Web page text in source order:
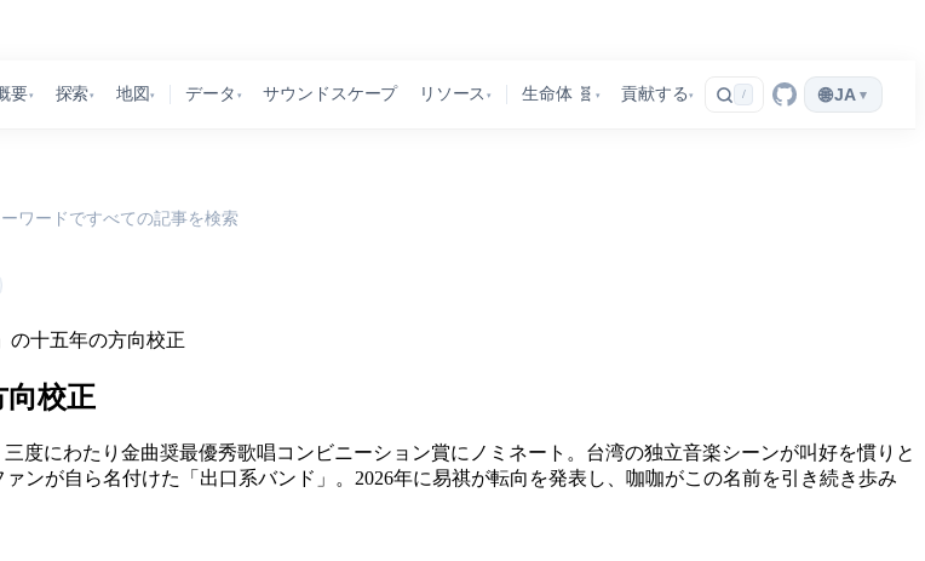
要▾ 探索▾ 地図 ▾ データ ▾ サウンドスケープ リソース ▾ 生命体 🧬 ▾ 貢献する ▾ / 🌐 JA ▾
ワードですべての記事を検索
の十五年の方向校正
向校正
度にわたり金曲奨最優秀歌唱コンビニーション賞にノミネート。台湾の独立音楽シーンが叫好を慣りと
が自ら名付けた「出口系バンド」。2026年に易祺が転向を発表し、咖咖がこの名前を引き続き歩み